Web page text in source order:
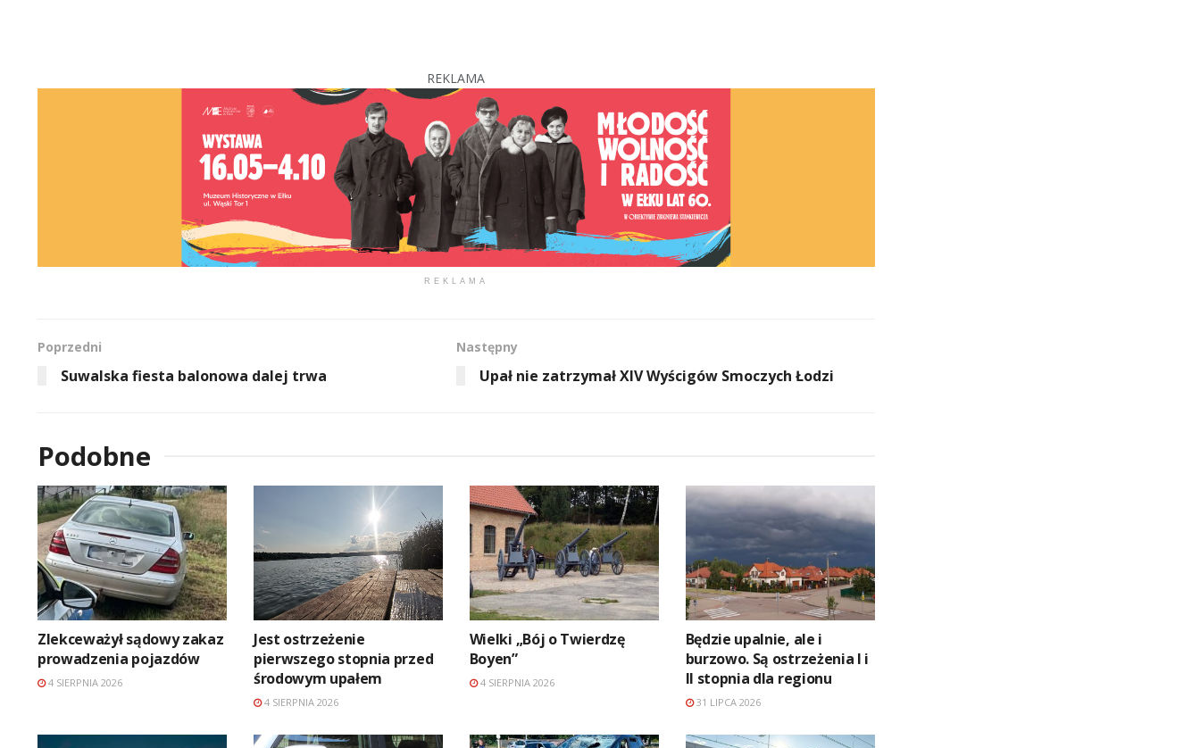
REKLAMA
REKLAMA
Poprzedni
Suwalska fiesta balonowa dalej trwa
Następny
Upał nie zatrzymał XIV Wyścigów Smoczych Łodzi
Podobne
Zlekceważył sądowy zakaz
prowadzenia pojazdów
4 SIERPNIA 2026
Jest ostrzeżenie
pierwszego stopnia przed
środowym upałem
4 SIERPNIA 2026
Wielki „Bój o Twierdzę
Boyen”
4 SIERPNIA 2026
Będzie upalnie, ale i
burzowo. Są ostrzeżenia I i
II stopnia dla regionu
31 LIPCA 2026